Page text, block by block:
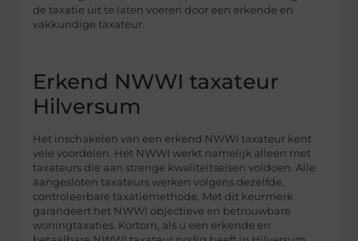
de taxatie uit te laten voeren door een erkende en
vakkundige taxateur.
Erkend NWWI taxateur
Hilversum
Het inschakelen van een erkend NWWI taxateur kent
vele voordelen. Het NWWI werkt namelijk alleen met
taxateurs die aan strenge kwaliteitseisen voldoen. Alle
aangesloten taxateurs werken volgens dezelfde,
controleerbare taxatiemethode. Met dit keurmerk
garandeert het NWWI objectieve en betrouwbare
woningtaxaties. Kortom, als u een erkende en